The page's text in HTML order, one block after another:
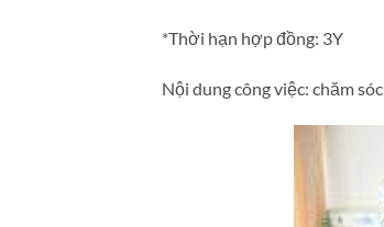
*Thời hạn hợp đồng: 3Y
Nội dung công việc: chăm